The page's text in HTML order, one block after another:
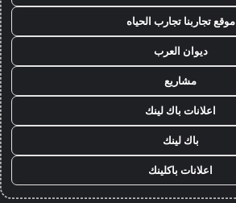
موقع تجاربنا تجارب الحياه
ديوان العرب
مشاريع
اعلانات باك لينك
باك لينك
اعلانات باكلينك